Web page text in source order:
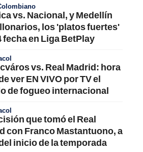
vs. Nacional, y Medellín
los 'platos fuertes'
fecha en Liga BetPlay
vs. Real Madrid: hora
ver EN VIVO por TV el
de fogueo internacional
que tomó el Real
con Franco Mastantuono, a
inicio de la temporada